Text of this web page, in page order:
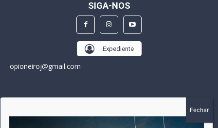
SIGA-NOS
Expediente
opioneiroj@gmail.com
A história do Pioneiro inicia em fevereiro de 2005 em